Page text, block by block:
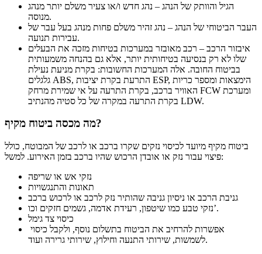
הגיל והוותק של הנהג – נהג חדש ו/או צעיר משלם יותר מנהג
מנוסה.
העבר הביטוחי של הנהג – נהג זהיר משלם פחות מנהג בעל עבר של
עבירות תנועה.
איבזור הרכב – רכב מאובזר במערכות בטיחות מזכה את הבעלים
שלו לא רק בנסיעה בטיחותית יותר, אלא גם בהנחה משמעותית
בביטוח החובה. אלה המערכות החשובות: בקרת מניעת נעילת
גלגלים ABS, התרעת בקרת יציבות ESP, הימצאות ומספר כריות
האוויר ברכב, בקרת התרעה על אי שמירת מרחק FCW ומערכת
בקרת התרעה במקרה של כל סטיה מהנתיב LDW.
מה מכסה ביטוח מקיף?
ביטוח מקיף מיועד לכיסוי נזקים שקרו ברכב או לרכב של המבוטח, כולל
פיצוי עבור נזק או אובדן הרכוש שהיו ברכב בזמן האירוע. למשל:
נזקי אש או שריפה
תאונות והתנגשויות
גניבת הרכב או ניסיון גניבה שהותיר נזק לרכב או לרכוש ברכב
נזקי טבע כמו שיטפון, רעידת אדמה, גשמים חזקים וכו’.
כיסוי צד גימל
לשמשות, שירותי התנעה וחילוץ, שירותי גרירה ועוד.